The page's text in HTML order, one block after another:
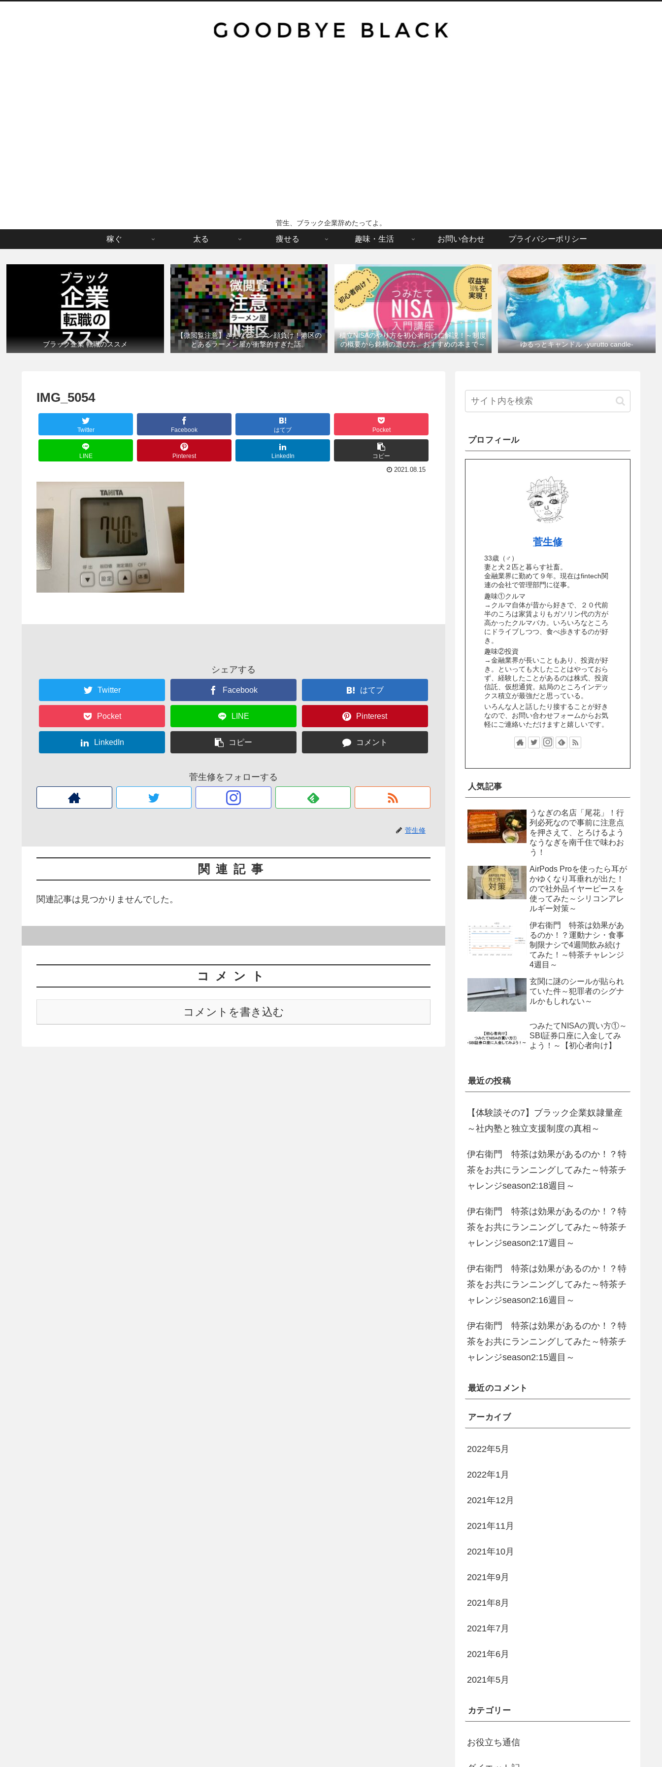
菅生、ブラック企業辞めたってよ。
稼ぐ 太る 痩せる 趣味・生活 お問い合わせ プライバシーポリシー
ブラック企業 転職のススメ
【微閲覧注意】きたなシュラン顔負け！港区の
とあるラーメン屋が衝撃的すぎた話。
積立NISAのやり方を初心者向けに解説！～制度
の概要から銘柄の選び方、おすすめの本まで～
ゆるっとキャンドル -yurutto candle-
IMG_5054
Twitter Facebook はてブ Pocket
LINE Pinterest LinkedIn コピー
2021.08.15
シェアする
Twitter Facebook はてブ
Pocket LINE Pinterest
LinkedIn コピー コメント
菅生修をフォローする
菅生修
関連記事
関連記事は見つかりませんでした。
コメント
コメントを書き込む
プロフィール
菅生修
33歳（♂）
妻と犬２匹と暮らす社畜。
金融業界に勤めて９年。現在はfintech関
連の会社で管理部門に従事。
趣味①クルマ
→クルマ自体が昔から好きで、２０代前
半のころは家賃よりもガソリン代の方が
高かったクルマバカ。いろいろなところ
にドライブしつつ、食べ歩きするのが好
き。
趣味②投資
→金融業界が長いこともあり、投資が好
き。といっても大したことはやっておら
ず、経験したことがあるのは株式、投資
信託、仮想通貨。結局のところインデッ
クス積立が最強だと思っている。
いろんな人と話したり接することが好き
なので、お問い合わせフォームからお気
軽にご連絡いただけますと嬉しいです。
人気記事
うなぎの名店「尾花」！行
列必死なので事前に注意点
を押さえて、とろけるよう
なうなぎを南千住で味わお
う！
AirPods Proを使ったら耳が
かゆくなり耳垂れが出た！
ので社外品イヤーピースを
使ってみた～シリコンアレ
ルギー対策～
伊右衛門 特茶は効果があ
るのか！？運動ナシ・食事
制限ナシで4週間飲み続け
てみた！～特茶チャレンジ
4週目～
玄関に謎のシールが貼られ
ていた件～犯罪者のシグナ
ルかもしれない～
つみたてNISAの買い方①～
SBI証券口座に入金してみ
よう！～【初心者向け】
最近の投稿
【体験談その7】ブラック企業奴隷量産
～社内塾と独立支援制度の真相～
伊右衛門 特茶は効果があるのか！？特
茶をお共にランニングしてみた～特茶チ
ャレンジseason2:18週目～
伊右衛門 特茶は効果があるのか！？特
茶をお共にランニングしてみた～特茶チ
ャレンジseason2:17週目～
伊右衛門 特茶は効果があるのか！？特
茶をお共にランニングしてみた～特茶チ
ャレンジseason2:16週目～
伊右衛門 特茶は効果があるのか！？特
茶をお共にランニングしてみた～特茶チ
ャレンジseason2:15週目～
最近のコメント
アーカイブ
2022年5月
2022年1月
2021年12月
2021年11月
2021年10月
2021年9月
2021年8月
2021年7月
2021年6月
2021年5月
カテゴリー
お役立ち通信